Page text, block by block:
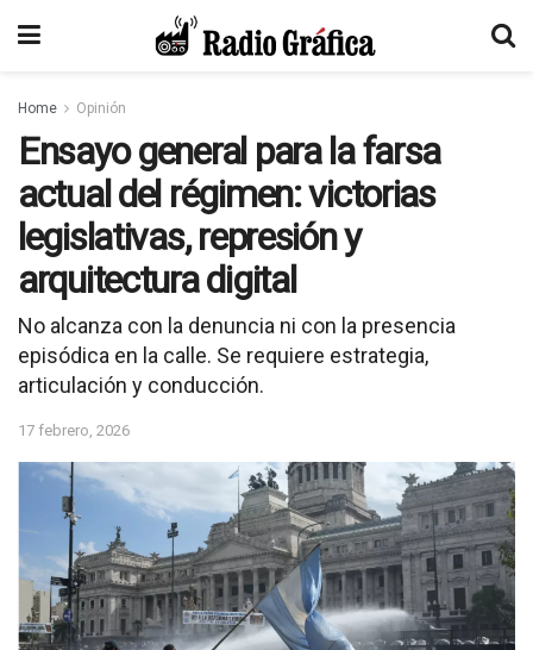
Home Opinión
Ensayo general para la farsa
actual del régimen: victorias
legislativas, represión y
arquitectura digital
No alcanza con la denuncia ni con la presencia
episódica en la calle. Se requiere estrategia,
articulación y conducción.
17 febrero, 2026